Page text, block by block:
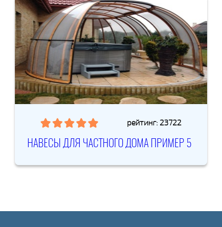
рейтинг: 23722
НАВЕСЫ ДЛЯ ЧАСТНОГО ДОМА ПРИМЕР 5